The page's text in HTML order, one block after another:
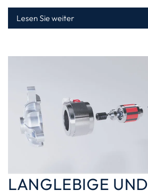
Lesen Sie weiter
LANGLEBIGE UND